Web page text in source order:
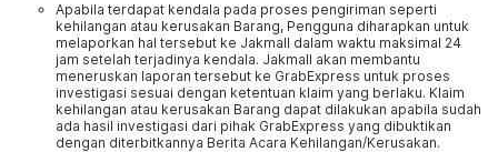
Apabila terdapat kendala pada proses pengiriman seperti
kehilangan atau kerusakan Barang, Pengguna diharapkan untuk
melaporkan hal tersebut ke Jakmall dalam waktu maksimal 24
jam setelah terjadinya kendala. Jakmall akan membantu
meneruskan laporan tersebut ke GrabExpress untuk proses
investigasi sesuai dengan ketentuan klaim yang berlaku. Klaim
kehilangan atau kerusakan Barang dapat dilakukan apabila sudah
ada hasil investigasi dari pihak GrabExpress yang dibuktikan
dengan diterbitkannya Berita Acara Kehilangan/Kerusakan.